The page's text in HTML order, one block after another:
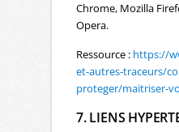
Chrome, Mozilla
Opera.
Ressource : https://
et-autres-traceurs/
proteger/maitriser-
7. LIENS